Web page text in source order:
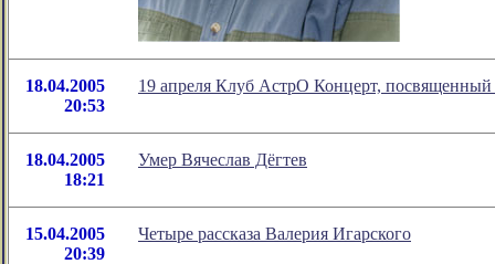
18.04.2005
20:53
19 апреля Клуб АстрО Концерт,
18.04.2005
18:21
Умер Вячеслав Дёгтев
15.04.2005
20:39
Четыре рассказа Валерия Игарского